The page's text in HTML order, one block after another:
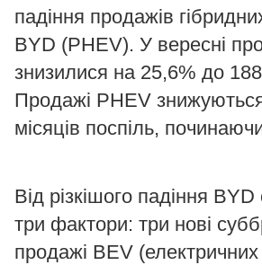
падіння продажів
BYD (PHEV). У вересні
знизилися на 25,6% до
Продажі PHEV
місяців поспіль,
Від різкішого падіння
три фактори: три нові
продажі BEV